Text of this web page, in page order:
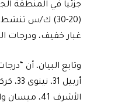
جزئياً في المنطقة
غبار خفيف، ودرجات
الأشرف 41، ميسان والديوانية 42، وذي قار والمثنى والبصرة 43”.